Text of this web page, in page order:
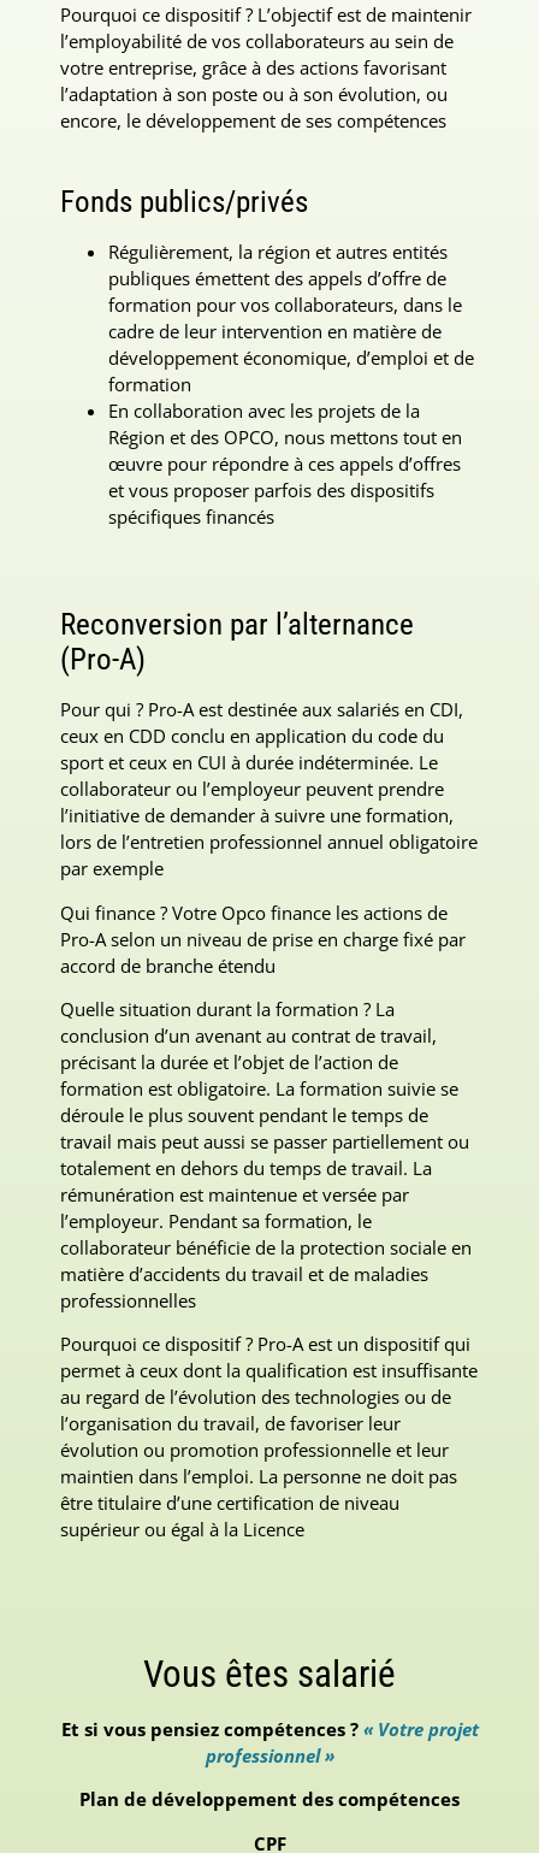
Pourquoi ce dispositif ? L’objectif est de maintenir
l’employabilité de vos collaborateurs au sein de
votre entreprise, grâce à des actions favorisant
l’adaptation à son poste ou à son évolution, ou
encore, le développement de ses compétences
Fonds publics/privés
Régulièrement, la région et autres entités
publiques émettent des appels d’offre de
formation pour vos collaborateurs, dans le
cadre de leur intervention en matière de
développement économique, d’emploi et de
formation
En collaboration avec les projets de la
Région et des OPCO, nous mettons tout en
œuvre pour répondre à ces appels d’offres
et vous proposer parfois des dispositifs
spécifiques financés
Reconversion par l’alternance
(Pro-A)
Pour qui ? Pro-A est destinée aux salariés en CDI,
ceux en CDD conclu en application du code du
sport et ceux en CUI à durée indéterminée. Le
collaborateur ou l’employeur peuvent prendre
l’initiative de demander à suivre une formation,
lors de l’entretien professionnel annuel obligatoire
par exemple
Qui finance ? Votre Opco finance les actions de
Pro-A selon un niveau de prise en charge fixé par
accord de branche étendu
Quelle situation durant la formation ? La
conclusion d’un avenant au contrat de travail,
précisant la durée et l’objet de l’action de
formation est obligatoire. La formation suivie se
déroule le plus souvent pendant le temps de
travail mais peut aussi se passer partiellement ou
totalement en dehors du temps de travail. La
rémunération est maintenue et versée par
l’employeur. Pendant sa formation, le
collaborateur bénéficie de la protection sociale en
matière d’accidents du travail et de maladies
professionnelles
Pourquoi ce dispositif ? Pro-A est un dispositif qui
permet à ceux dont la qualification est insuffisante
au regard de l’évolution des technologies ou de
l’organisation du travail, de favoriser leur
évolution ou promotion professionnelle et leur
maintien dans l’emploi. La personne ne doit pas
être titulaire d’une certification de niveau
supérieur ou égal à la Licence
Vous êtes salarié
Et si vous pensiez compétences ? « Votre projet
professionnel »
Plan de développement des compétences
CPF